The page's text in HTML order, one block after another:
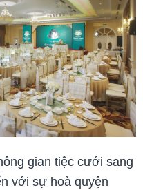
gian tiệc cưới sang
với sự hoà quyện